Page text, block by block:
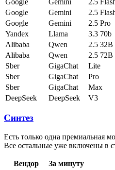
Google
Gemini 2.5
Google
Gemini 2.5 Pro
Yandex
Llama 3.3 70b
Alibaba
Qwen 2.5 32B
Alibaba
Qwen 2.5 72B
Sber
GigaChat Lite
Sber
GigaChat Pro
Sber
GigaChat Max
DeepSeek
DeepSeek V3
Синтез
Есть только одна премиальная
Все остальные уже включены в
Вендор
За минуту